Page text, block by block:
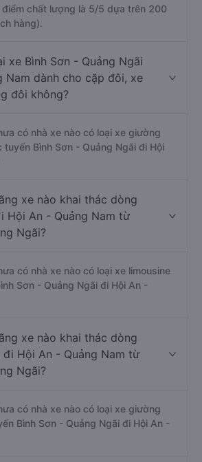
điểm chất lượng là 5/5 dựa trên 200
hàng).
xe Bình Sơn - Quảng Ngãi
Nam dành cho cặp đôi, xe
đôi không?
có nhà xe nào có loại xe giường
tuyến Bình Sơn - Quảng Ngãi đi Hội
xe nào khai thác dòng
Hội An - Quảng Nam từ
Ngãi?
có nhà xe nào có loại xe limousine
Sơn - Quảng Ngãi đi Hội An -
xe nào khai thác dòng
Hội An - Quảng Nam từ
Ngãi?
có nhà xe nào có loại xe giường
Bình Sơn - Quảng Ngãi đi Hội An -